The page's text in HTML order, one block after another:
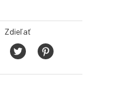
Zdieľať